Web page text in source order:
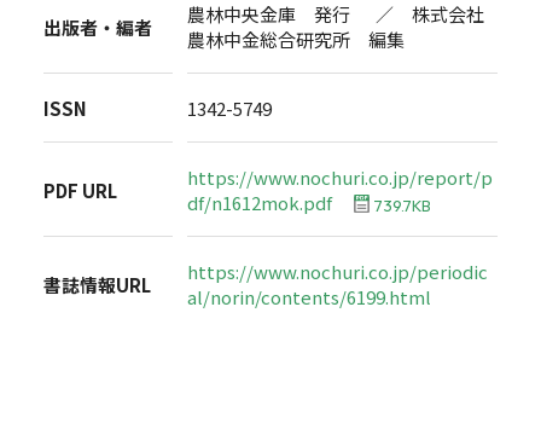
出版者・編者
農林中央金庫 発行 ／ 株式会社
農林中金総合研究所 編集
ISSN 1342-5749
PDF URL
https://www.nochuri.co.jp/report/p
df/n1612mok.pdf
739.7KB
書誌情報URL
https://www.nochuri.co.jp/periodic
al/norin/contents/6199.html